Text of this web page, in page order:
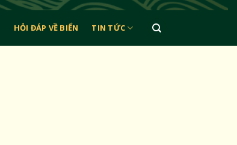
HỎI ĐÁP VỀ BIỂN TIN TỨC